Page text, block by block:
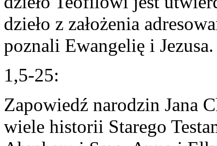
dzieło z założenia
poznali Ewangelię i Jezusa.
1,5-25:
Zapowiedź narodzin Jana
wiele historii Starego